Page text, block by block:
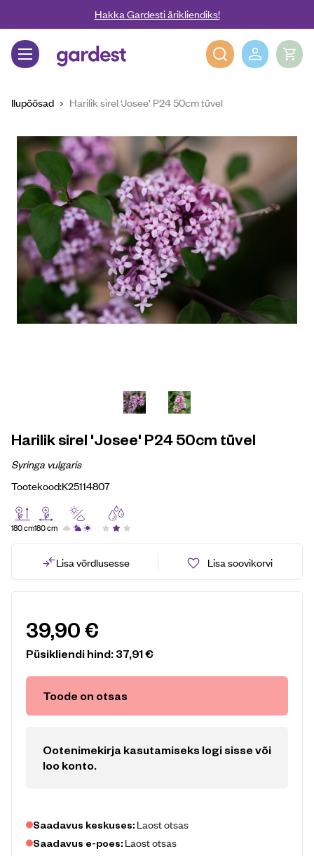
Liigu edasi põhisisu juurdeHakka Gardesti ärikliendiks!
Gardest
Ilupõõsad Harilik sirel ‘Josee’ P24 50cm tüvel
Harilik sirel 'Josee' P24 50cm tüvel
Syringa vulgaris
Tootekood:K25114807
180 cm180 cm
Lisa võrdlusesse Lisa soovikorvi
39,90€
Püsikliendi hind:37,91€
Toode on otsas
Ootenimekirja kasutamiseks logi sisse või
loo konto.
Saadavus keskuses: Laost otsas
Saadavus e-poes: Laost otsas